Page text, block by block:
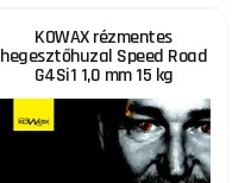
KOWAX rézmentes
hegesztőhuzal Speed Road
G4Si1 1,0 mm 15 kg